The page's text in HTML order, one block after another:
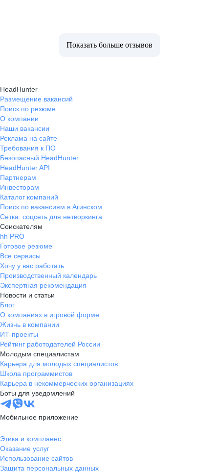
Показать больше отзывов
HeadHunter
Размещение вакансий
Поиск по резюме
О компании
Наши вакансии
Реклама на сайте
Требования к ПО
Безопасный HeadHunter
HeadHunter API
Партнерам
Инвесторам
Каталог компаний
Поиск по вакансиям в Агинском
Сетка: соцсеть для нетворкинга
Соискателям
hh PRO
Готовое резюме
Все сервисы
Хочу у вас работать
Производственный календарь
Экспертная рекомендация
Новости и статьи
Блог
О компаниях в игровой форме
Жизнь в компании
ИТ-проекты
Рейтинг работодателей России
Молодым специалистам
Карьера для молодых специалистов
Школа программистов
Карьера в некоммерческих организациях
Боты для уведомлений
Мобильное приложение
Этика и комплаенс
Оказание услуг
Использование сайтов
Защита персональных данных